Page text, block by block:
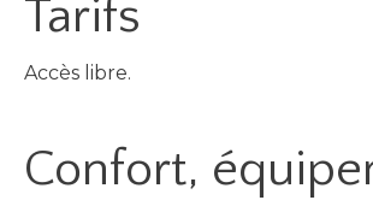
Tarifs
Accès libre.
Confort,